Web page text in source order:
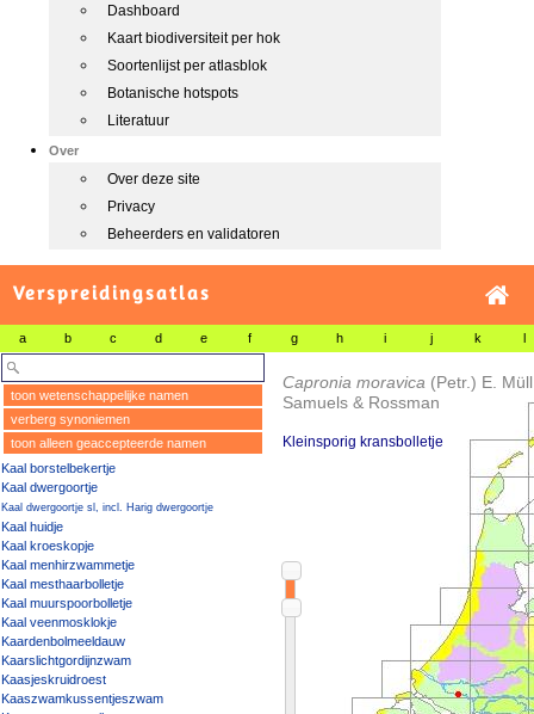
Dashboard
Kaart biodiversiteit per hok
Soortenlijst per atlasblok
Botanische hotspots
Literatuur
Over
Over deze site
Privacy
Beheerders en validatoren
Verspreidingsatlas
a b c d e f g h i j k l
toon wetenschappelijke namen
verberg synoniemen
toon alleen geaccepteerde namen
Kaal borstelbekertje
Kaal dwergoortje
Kaal dwergoortje sl, incl. Harig dwergoortje
Kaal huidje
Kaal kroeskopje
Kaal menhirzwammetje
Kaal mesthaarbolletje
Kaal muurspoorbolletje
Kaal veenmosklokje
Kaardenbolmeeldauw
Kaarslichtgordijnzwam
Kaasjeskruidroest
Kaaszwamkussentjeszwam
Capronia moravica (Petr.) E.
Samuels & Rossman
Kleinsporig kransbolletje